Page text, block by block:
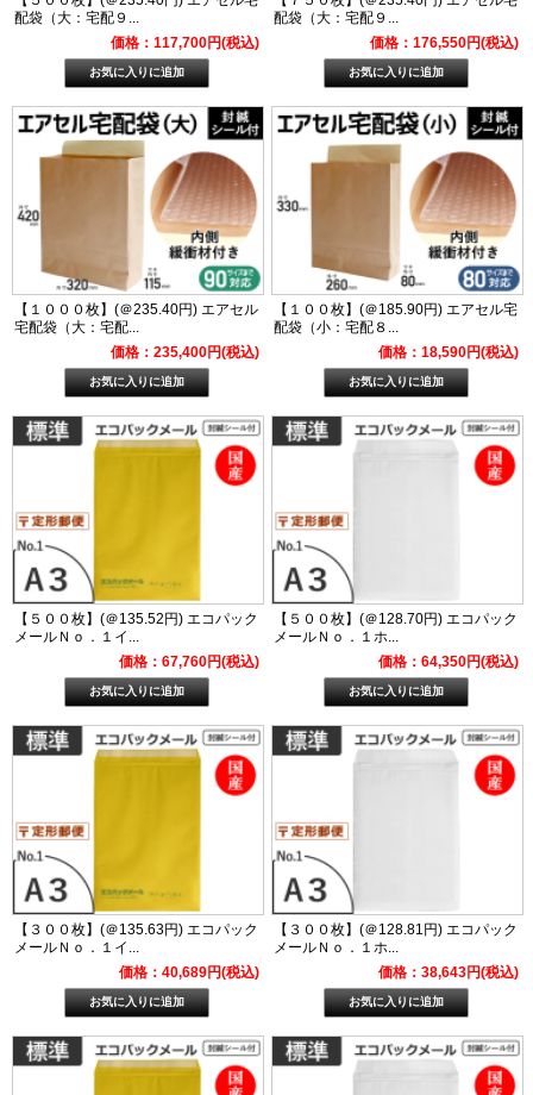
配袋（大：宅配９...
価格：117,700円(税込)
配袋（大：宅配９...
価格：176,550円(税込)
【１０００枚】(＠235.40円) エアセル
宅配袋（大：宅配...
価格：235,400円(税込)
【１００枚】(＠185.90円) エアセル宅
配袋（小：宅配８...
価格：18,590円(税込)
【５００枚】(＠135.52円) エコパック
メールＮｏ．１イ...
価格：67,760円(税込)
【５００枚】(＠128.70円) エコパック
メールＮｏ．１ホ...
価格：64,350円(税込)
【３００枚】(＠135.63円) エコパック
メールＮｏ．１イ...
価格：40,689円(税込)
【３００枚】(＠128.81円) エコパック
メールＮｏ．１ホ...
価格：38,643円(税込)